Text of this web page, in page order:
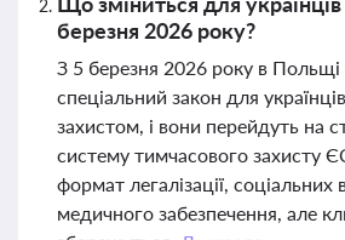
березня 2026 року?
З 5 березня 2026 року в Польщі
спеціальний закон для
захистом, і вони перейдуть на
систему тимчасового захисту
формат легалізації, соціальних
медичного забезпечення, але